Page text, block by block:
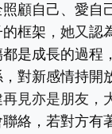
照顧自己、愛自
框架 ，她又認
是成長的過程
對新感情持開
見亦是朋友，
絡，若對方有